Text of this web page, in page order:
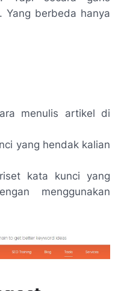
Yang berbeda hanya
menulis artikel di
yang hendak kalian
kata kunci yang
menggunakan